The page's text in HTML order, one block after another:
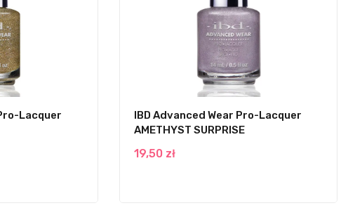
Lacquer
IBD Advanced Wear Pro-Lacquer
AMETHYST SURPRISE
19,50 zł